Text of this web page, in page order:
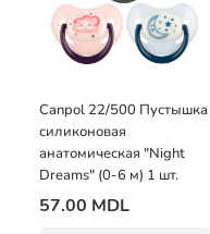
Canpol 22/500 Пустышка
силиконовая
анатомическая "Night
Dreams" (0-6 м) 1 шт.
57.00 MDL